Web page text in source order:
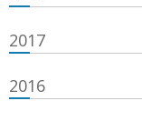
2017
2016